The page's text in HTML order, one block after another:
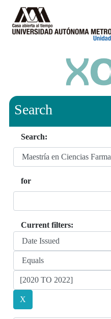
Search
Search:
for
Current filters: